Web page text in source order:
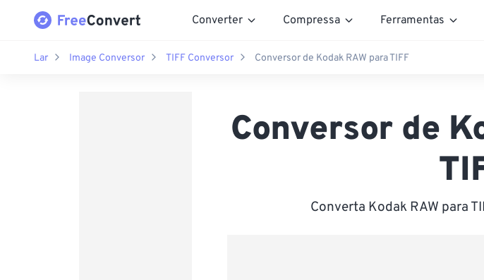
Converter Compressa Ferramentas
Lar Image Conversor TIFF Conversor Conversor de Kodak RAW para TIFF
Conversor de
Converta Kodak RAW para